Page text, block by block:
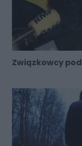
Związkowcy